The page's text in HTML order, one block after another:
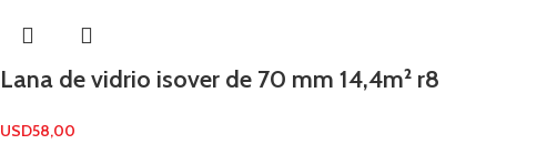
Lana de vidrio isover de 70 mm 14,4m² r8
USD58,00